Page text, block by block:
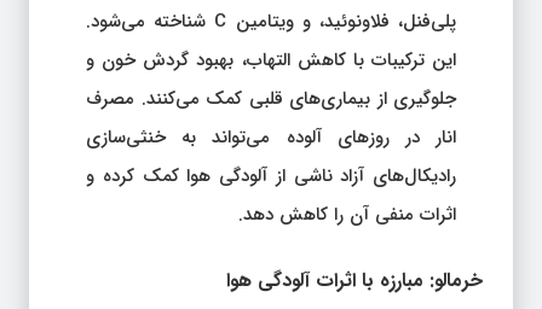
پلی‌فنل، فلاونوئید، و ویتامین C شناخته می‌شود.
این ترکیبات با کاهش التهاب، بهبود گردش خون و
جلوگیری از بیماری‌های قلبی کمک می‌کنند. مصرف
انار در روزهای آلوده می‌تواند به خنثی‌سازی
رادیکال‌های آزاد ناشی از آلودگی هوا کمک کرده و
اثرات منفی آن را کاهش دهد.
خرمالو: مبارزه با اثرات آلودگی هوا